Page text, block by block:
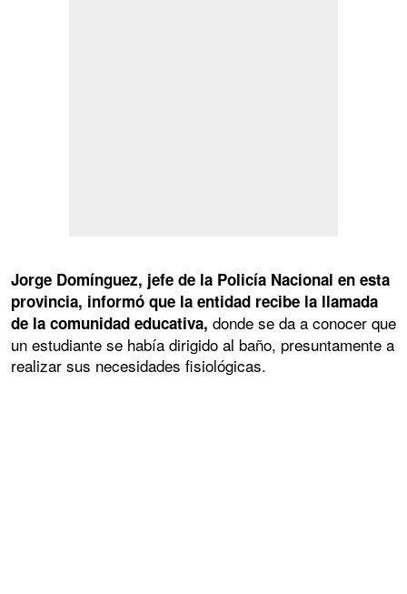
Jorge Domínguez, jefe de la Policía Nacional en esta
provincia, informó que la entidad recibe la llamada
de la comunidad educativa, donde se da a conocer que
un estudiante se había dirigido al baño, presuntamente a
realizar sus necesidades fisiológicas.